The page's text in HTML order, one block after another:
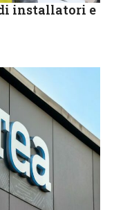
installatori e